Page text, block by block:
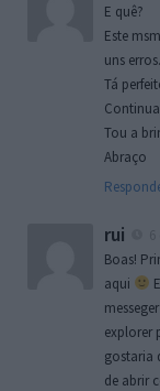
E quê?
Este
uns erros.
Tá
Tou a
Abraço
rui
Boas!
aqui
explorer
gostaria
de abrir